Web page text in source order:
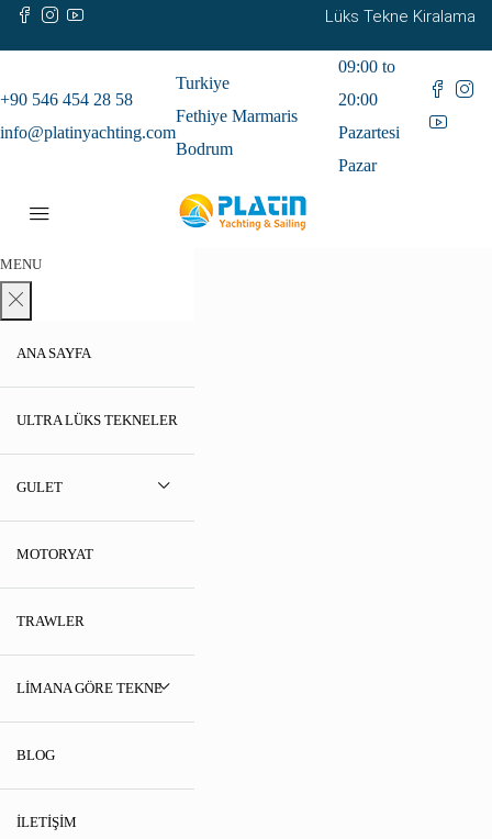
Lüks Tekne Kiralama
+90 546 454 28 58
info@platinyachting.com
Turkiye
Fethiye Marmaris
Bodrum
09:00 to
20:00
Pazartesi
Pazar
MENU
ANA SAYFA
ULTRA LÜKS TEKNELER
GULET
MOTORYAT
TRAWLER
LIMANA GÖRE TEKNE
BLOG
İLETIŞIM